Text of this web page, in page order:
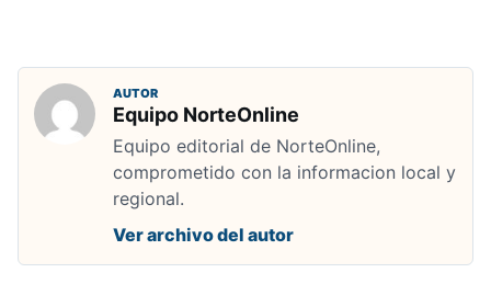
AUTOR
Equipo NorteOnline
Equipo editorial de NorteOnline,
comprometido con la informacion local y
regional.
Ver archivo del autor